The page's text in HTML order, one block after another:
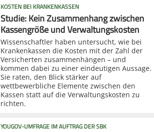
KOSTEN BEI KRANKENKASSEN
Studie: Kein Zusammenhang zwischen
Kassengröße und Verwaltungskosten
Wissenschaftler haben untersucht, wie bei
Krankenkassen die Kosten mit der Zahl der
Versicherten zusammenhängen – und
kommen dabei zu einer eindeutigen Aussage.
Sie raten, den Blick stärker auf
wettbewerbliche Elemente zwischen den
Kassen statt auf die Verwaltungskosten zu
richten.
YOUGOV-UMFRAGE IM AUFTRAG DER SBK